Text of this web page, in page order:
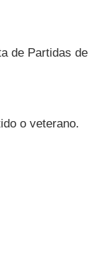
de Partidas de
o veterano.